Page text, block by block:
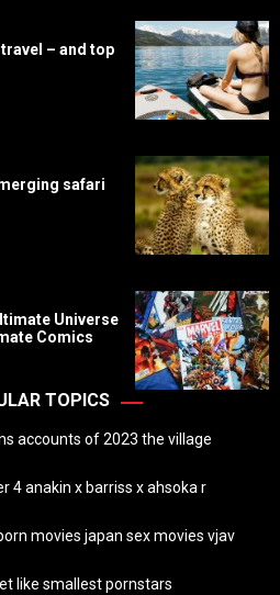
– and top
safari
Universe
Comics
TOPICS
accounts of 2023 the village
4 anakin x barriss x ahsoka r
movies japan sex movies vjav
like smallest pornstars